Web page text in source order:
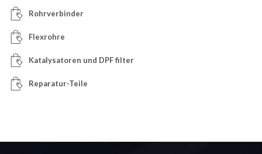
Rohrverbinder
Flexrohre
Katalysatoren und DPF filter
Reparatur-Teile